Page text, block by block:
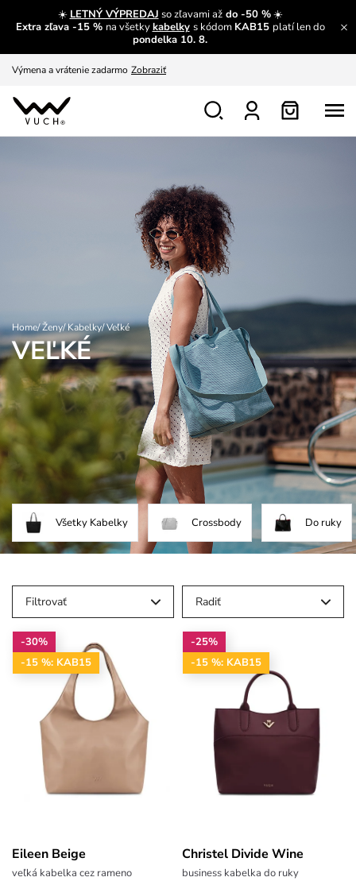
☀️ LETNÝ VÝPREDAJ so zľavami aždo -50 %☀️
Extra zľava -15 % na všetkykabelky s kódom KAB15 platí len do
pondelka 10. 8.
S čím chybu neurobíš? Pozri
Výmena a vrátenie zadarmo Zobraziť
Home/Ženy/Kabelky/Veľké
VEĽKÉ
Všetky Kabelky Crossbody Do ruky
Filtrovať Radiť
-30%
-15 %: KAB15
Eileen Beige
veľká kabelka cez rameno
-25%
-15 %: KAB15
Christel Divide Wine
business kabelka do ruky